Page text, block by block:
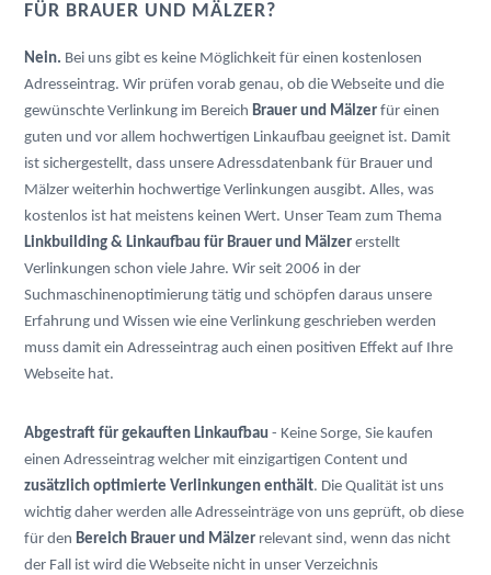
FÜR BRAUER UND MÄLZER?
Nein. Bei uns gibt es keine Möglichkeit für einen kostenlosen
Adresseintrag. Wir prüfen vorab genau, ob die Webseite und die
gewünschte Verlinkung im Bereich Brauer und Mälzer für einen
guten und vor allem hochwertigen Linkaufbau geeignet ist. Damit
ist sichergestellt, dass unsere Adressdatenbank für Brauer und
Mälzer weiterhin hochwertige Verlinkungen ausgibt. Alles, was
kostenlos ist hat meistens keinen Wert. Unser Team zum Thema
Linkbuilding & Linkaufbau für Brauer und Mälzer erstellt
Verlinkungen schon viele Jahre. Wir seit 2006 in der
Suchmaschinenoptimierung tätig und schöpfen daraus unsere
Erfahrung und Wissen wie eine Verlinkung geschrieben werden
muss damit ein Adresseintrag auch einen positiven Effekt auf Ihre
Webseite hat.
Abgestraft für gekauften Linkaufbau - Keine Sorge, Sie kaufen
einen Adresseintrag welcher mit einzigartigen Content und
zusätzlich optimierte Verlinkungen enthält. Die Qualität ist uns
wichtig daher werden alle Adresseinträge von uns geprüft, ob diese
für den Bereich Brauer und Mälzer relevant sind, wenn das nicht
der Fall ist wird die Webseite nicht in unser Verzeichnis